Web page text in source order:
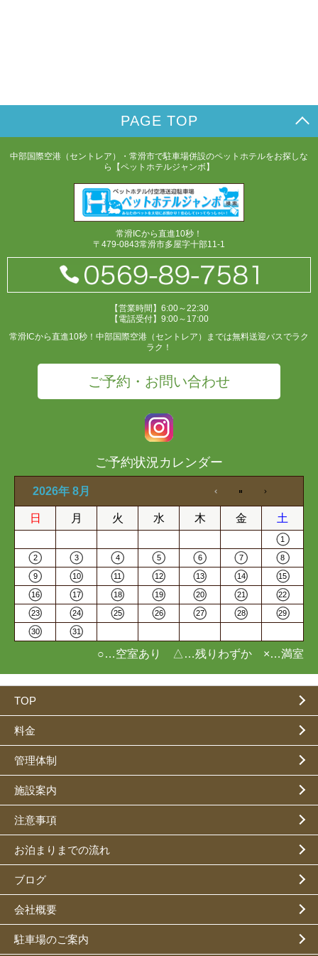
PAGE TOP
中部国際空港（セントレア）・常滑市で駐車場併設のペットホテルをお探しな
ら【ペットホテルジャンボ】
常滑ICから直進10秒！
〒479-0843常滑市多屋字十部11-1
【営業時間】6:00～22:30
【電話受付】9:00～17:00
常滑ICから直進10秒！中部国際空港（セントレア）までは無料送迎バスでラク
ラク！
ご予約・お問い合わせ
ご予約状況カレンダー
2026年 8月
日 月 火 水 木 金 土
1
2 3 4 5 6 7 8
9 10 11 12 13 14 15
16 17 18 19 20 21 22
23 24 25 26 27 28 29
30 31
○…空室あり △…残りわずか ×…満室
TOP
料金
管理体制
施設案内
注意事項
お泊まりまでの流れ
ブログ
会社概要
駐車場のご案内